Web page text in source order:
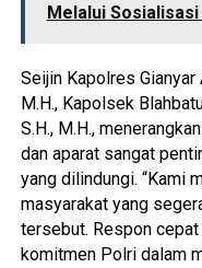
Melalui
Seijin Kapolres Gianyar
M.H., Kapolsek
S.H., M.H.,
dan aparat sangat
yang dilindungi. “Kami
masyarakat yang
tersebut. Respon
komitmen Polri dalam